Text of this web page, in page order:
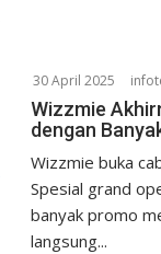
30 April 2025
Wizzmie
dengan
Wizzmie buka
Spesial grand
banyak promo
langsung...